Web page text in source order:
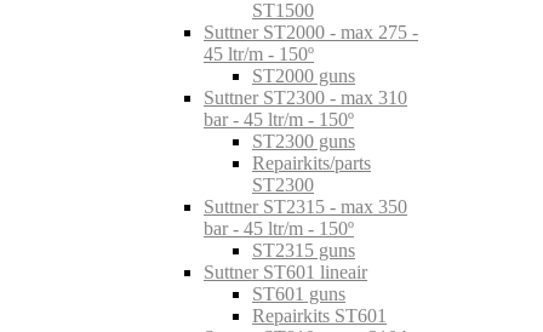
ST1500
Suttner ST2000 - max 275 -
45 ltr/m - 150º
ST2000 guns
Suttner ST2300 - max 310
bar - 45 ltr/m - 150º
ST2300 guns
Repairkits/parts
ST2300
Suttner ST2315 - max 350
bar - 45 ltr/m - 150º
ST2315 guns
Suttner ST601 lineair
ST601 guns
Repairkits ST601